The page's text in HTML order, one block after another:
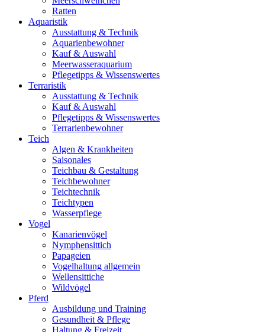
Ratten
Aquaristik
Ausstattung & Technik
Aquarienbewohner
Kauf & Auswahl
Meerwasseraquarium
Pflegetipps & Wissenswertes
Terraristik
Ausstattung & Technik
Kauf & Auswahl
Pflegetipps & Wissenswertes
Terrarienbewohner
Teich
Algen & Krankheiten
Saisonales
Teichbau & Gestaltung
Teichbewohner
Teichtechnik
Teichtypen
Wasserpflege
Vogel
Kanarienvögel
Nymphensittich
Papageien
Vogelhaltung allgemein
Wellensittiche
Wildvögel
Pferd
Ausbildung und Training
Gesundheit & Pflege
Haltung & Freizeit